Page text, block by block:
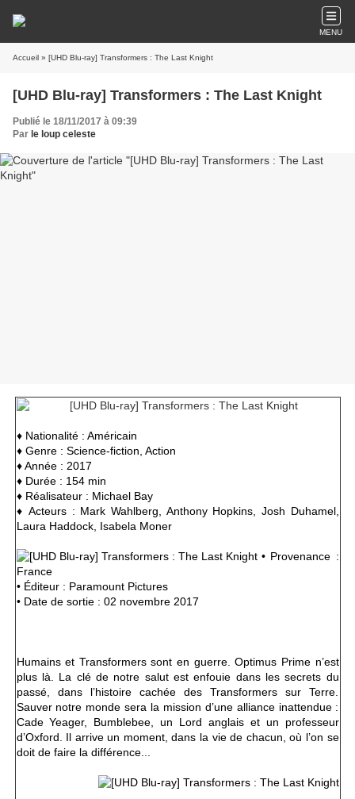
MENU
Accueil » [UHD Blu-ray] Transformers : The Last Knight
[UHD Blu-ray] Transformers : The Last Knight
Publié le 18/11/2017 à 09:39
Par le loup celeste
♦ Nationalité : Américain
♦ Genre : Science-fiction, Action
♦ Année : 2017
♦ Durée : 154 min
♦ Réalisateur : Michael Bay
♦ Acteurs : Mark Wahlberg, Anthony Hopkins, Josh Duhamel,
Laura Haddock, Isabela Moner
• Provenance :
France
• Éditeur : Paramount Pictures
• Date de sortie : 02 novembre 2017
Humains et Transformers sont en guerre. Optimus Prime n’est
plus là. La clé de notre salut est enfouie dans les secrets du
passé, dans l’histoire cachée des Transformers sur Terre.
Sauver notre monde sera la mission d’une alliance inattendue :
Cade Yeager, Bumblebee, un Lord anglais et un professeur
d’Oxford. Il arrive un moment, dans la vie de chacun, où l’on se
doit de faire la différence...